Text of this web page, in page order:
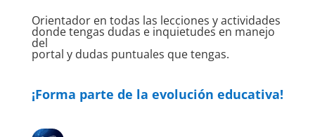
Orientador en todas las lecciones y actividades
donde tengas dudas e inquietudes en manejo
del
portal y dudas puntuales que tengas.
¡Forma parte de la evolución educativa!